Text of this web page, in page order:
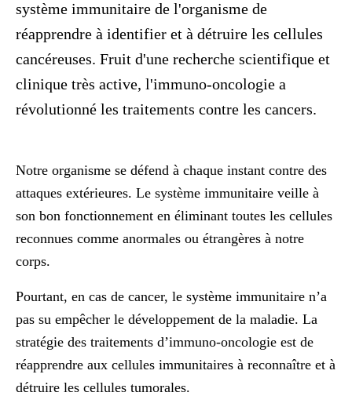
système immunitaire de l'organisme de
réapprendre à identifier et à détruire les cellules
cancéreuses. Fruit d'une recherche scientifique et
clinique très active, l'immuno-oncologie a
révolutionné les traitements contre les cancers.
Notre organisme se défend à chaque instant contre des
attaques extérieures. Le système immunitaire veille à
son bon fonctionnement en éliminant toutes les cellules
reconnues comme anormales ou étrangères à notre
corps.
Pourtant, en cas de cancer, le système immunitaire n’a
pas su empêcher le développement de la maladie. La
stratégie des traitements d’immuno-oncologie est de
réapprendre aux cellules immunitaires à reconnaître et à
détruire les cellules tumorales.